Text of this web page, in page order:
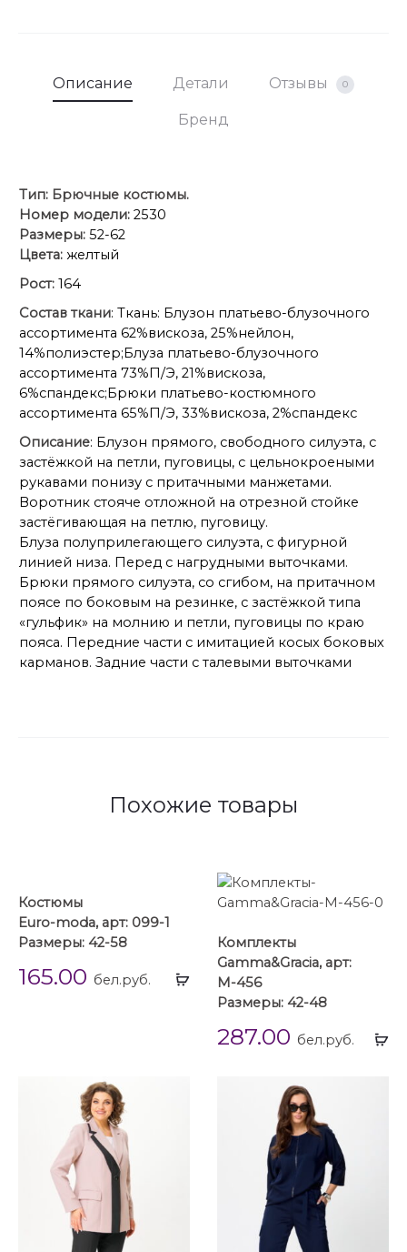
Описание Детали Отзывы 0
Бренд
Тип: Брючные костюмы.
Номер модели: 2530
Размеры: 52-62
Цвета: желтый
Рост: 164
Состав ткани: Ткань: Блузон платьево-блузочного
ассортимента 62%вискоза, 25%нейлон,
14%полиэстер;Блуза платьево-блузочного
ассортимента 73%П/Э, 21%вискоза,
6%спандекс;Брюки платьево-костюмного
ассортимента 65%П/Э, 33%вискоза, 2%спандекс
Описание: Блузон прямого, свободного силуэта, с
застёжкой на петли, пуговицы, с цельнокроеными
рукавами понизу с притачными манжетами.
Воротник стояче отложной на отрезной стойке
застёгивающая на петлю, пуговицу.
Блуза полуприлегающего силуэта, с фигурной
линией низа. Перед с нагрудными выточками.
Брюки прямого силуэта, со сгибом, на притачном
поясе по боковым на резинке, с застёжкой типа
«гульфик» на молнию и петли, пуговицы по краю
пояса. Передние части с имитацией косых боковых
карманов. Задние части с талевыми выточками
Похожие товары
Выбрать
Костюмы
Euro-moda, арт: 099-1
Размеры: 42-58
165.00 бел.руб.
Комплекты
Gamma&Gracia, арт:
М-456
Размеры: 42-48
287.00 бел.руб.